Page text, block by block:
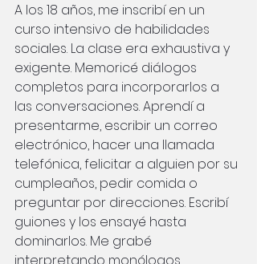
A los 18 años, me inscribí en un
curso intensivo de habilidades
sociales. La clase era exhaustiva y
exigente. Memoricé diálogos
completos para incorporarlos a
las conversaciones. Aprendí a
presentarme, escribir un correo
electrónico, hacer una llamada
telefónica, felicitar a alguien por su
cumpleaños, pedir comida o
preguntar por direcciones. Escribí
guiones y los ensayé hasta
dominarlos. Me grabé